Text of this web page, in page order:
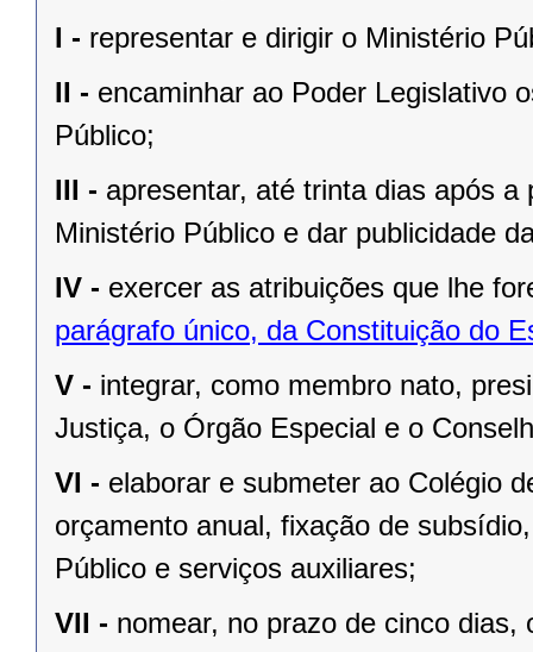
I - representar e dirigir o Ministério
II - encaminhar ao Poder Legislativo
Público;
III - apresentar, até trinta dias após
Ministério Público e dar publicidade
IV - exercer as atribuições que lhe
parágrafo único, da Constituição do
V - integrar, como membro nato,
Justiça, o Órgão Especial e o
VI - elaborar e submeter ao Colégio
orçamento anual, fixação de
Público e serviços auxiliares;
VII - nomear, no prazo de cinco